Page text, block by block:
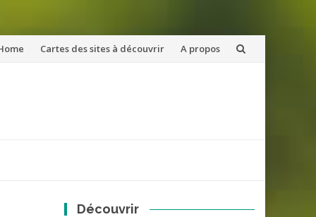
Cartes des sites à découvrir A propos
Découvrir